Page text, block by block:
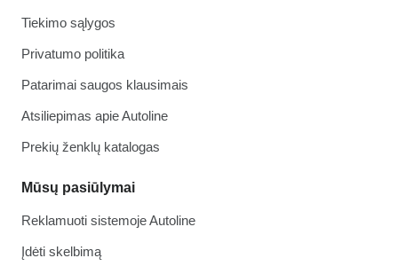
Tiekimo sąlygos
Privatumo politika
Patarimai saugos klausimais
Atsiliepimas apie Autoline
Prekių ženklų katalogas
Mūsų pasiūlymai
Reklamuoti sistemoje Autoline
Įdėti skelbimą